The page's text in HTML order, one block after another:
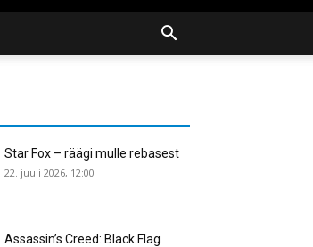
Star Fox – räägi mulle rebasest
22. juuli 2026, 12:00
Assassin’s Creed: Black Flag